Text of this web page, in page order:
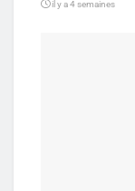
il y a 4 semaines